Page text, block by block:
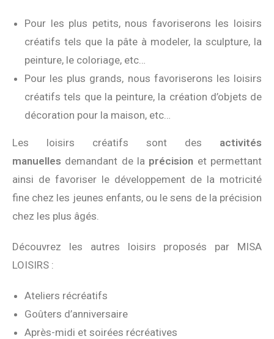
Pour les plus petits, nous favoriserons les loisirs
créatifs tels que la pâte à modeler, la sculpture, la
peinture, le coloriage, etc…
Pour les plus grands, nous favoriserons les loisirs
créatifs tels que la peinture, la création d’objets de
décoration pour la maison, etc…
Les loisirs créatifs sont des activités
manuelles demandant de la précision et permettant
ainsi de favoriser le développement de la motricité
fine chez les jeunes enfants, ou le sens de la précision
chez les plus âgés.
Découvrez les autres loisirs proposés par MISA
LOISIRS :
Ateliers récréatifs
Goûters d’anniversaire
Après-midi et soirées récréatives